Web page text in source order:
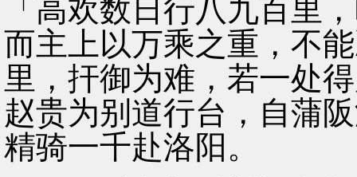
「高欢数日行八九百里
而主上以万乘之重，不
里，扞御为难，若一处
赵贵为别道行台，自蒲
精骑一千赴洛阳。